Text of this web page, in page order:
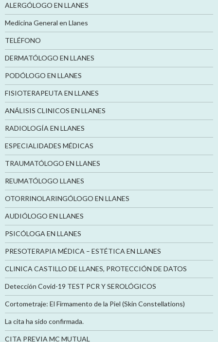
ALERGÓLOGO EN LLANES
Medicina General en Llanes
TELÉFONO
DERMATÓLOGO EN LLANES
PODÓLOGO EN LLANES
FISIOTERAPEUTA EN LLANES
ANÁLISIS CLINICOS EN LLANES
RADIOLOGÍA EN LLANES
ESPECIALIDADES MÉDICAS
TRAUMATÓLOGO EN LLANES
REUMATÓLOGO LLANES
OTORRINOLARINGÓLOGO EN LLANES
AUDIÓLOGO EN LLANES
PSICÓLOGA EN LLANES
PRESOTERAPIA MÉDICA – ESTÉTICA EN LLANES
CLINICA CASTILLO DE LLANES, PROTECCIÓN DE DATOS
Detección Covid-19 TEST PCR Y SEROLÓGICOS
Cortometraje: El Firmamento de la Piel (Skin Constellations)
La cita ha sido confirmada.
CITA PREVIA MC MUTUAL